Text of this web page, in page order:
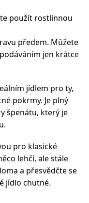
použít rostlinnou
předem. Můžete
jen krátce
jídlem pro ty,
pokrmy. Je plný
špenátu, který je
pro klasické
lehčí, ale stále
a přesvědčte se
jídlo chutné.